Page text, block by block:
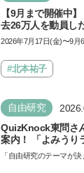
【9月まで開催中
去26万人を動員し
夏休みのおでかけ
2026年7月17日(金)〜9月
催…#北本祐子
自由研究
QuizKnock東問さ
案内！ 「よみうり
究が進む期間限定
「自由研究のテーマが